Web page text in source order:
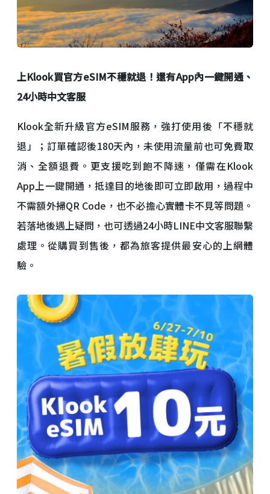
上Klook買官方eSIM不穩就退！還有App內一鍵開通、
24小時中文客服
Klook全新升級官方eSIM服務，強打使用後「不穩就
退」；訂單確認後180天內，未使用流量前也可免費取
消、全額退費。更支援吃到飽不降速，僅需在Klook
App上一鍵開通，抵達目的地後即可立即啟用，過程中
不需額外掃QR Code，也不必擔心實體卡不見等問題。
若落地後遇上疑問，也可透過24小時LINE中文客服聯繫
處理。從購買到售後，都為旅客提供最安心的上網體
驗。